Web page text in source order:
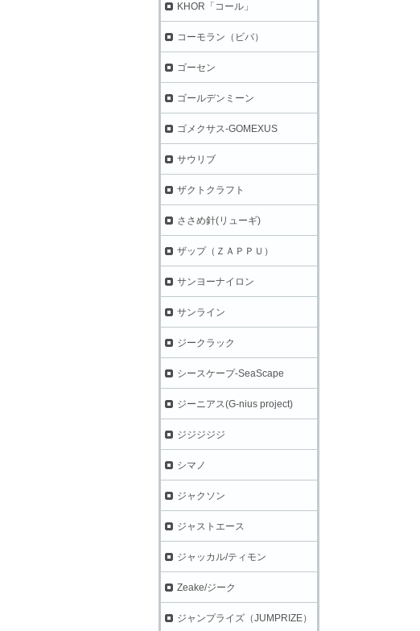
KHOR「コール」
コーモラン（ビバ）
ゴーセン
ゴールデンミーン
ゴメクサス-GOMEXUS
サウリブ
ザクトクラフト
ささめ針(リューギ)
ザップ（ＺＡＰＰＵ）
サンヨーナイロン
サンライン
ジークラック
シースケープ-SeaScape
ジーニアス(G-nius project)
ジジジジジ
シマノ
ジャクソン
ジャストエース
ジャッカル/ティモン
Zeake/ジーク
ジャンプライズ（JUMPRIZE）